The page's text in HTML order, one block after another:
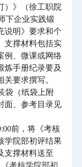
）》（徐工职院
下企业实践锻
说明》要求和个
支撑材料包括实
例、微课或网络
炼手册纪录要及
要求撰写。
袋（纸袋上附
面、参考目录见
前，将《考核
学院部初评结果
支撑材料送至